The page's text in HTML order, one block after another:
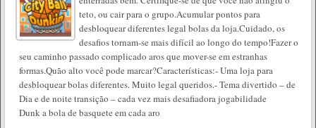
teto, ou cair para o grupo.Acumular pontos para
desbloquear diferentes legal bolas da loja.Cuidado, os
desafios tornam-se mais difícil ao longo do tempo!Fazer o
seu caminho passado complicado aros que mover-se em estranhas
formas.Quão alto você pode marcar?Características:- Uma loja para
desbloquear bolas diferentes. Muito legal queridos.- Tema divertido – de
Dia e de noite transição – cada vez mais desafiadora jogabilidade
Dunk a bola de basquete em cada aro